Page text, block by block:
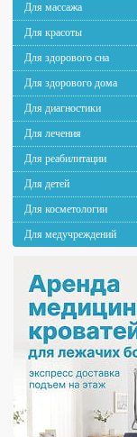
Для массажа
Для красоты
Для здорового сна
Для здорового дома
Для диагностики
Для лечения
Для реабилитации
Для детей
Для косметологии
Для медучреждений